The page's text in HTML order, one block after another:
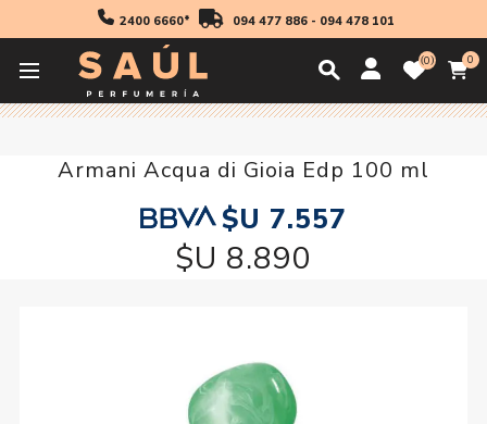
2400 6660* 094 477 886- 094 478 101
0 0
30 off Armani Acqua di Gioia Edp 100 ml
Armani Acqua di Gioia Edp 100 ml
$U 7.557
$U 8.890